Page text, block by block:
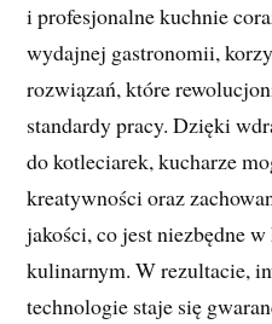
i profesjonalne kuchnie
wydajnej gastronomii,
rozwiązań, które
standardy pracy. Dzięki
do kotleciarek, kucharze
kreatywności oraz
jakości, co jest niezbędne
kulinarnym. W rezultacie,
technologie staje się